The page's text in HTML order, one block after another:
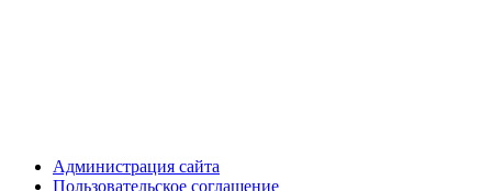
Администрация сайта
Пользовательское соглашение